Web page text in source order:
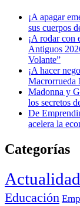
¡A apagar
sus cuerpos
¡A rodar con
Antiguos
Volante”
¡A hacer
Macrorrueda
Madonna y
los secretos
De
acelera la
Categorías
Actualidad
Educación